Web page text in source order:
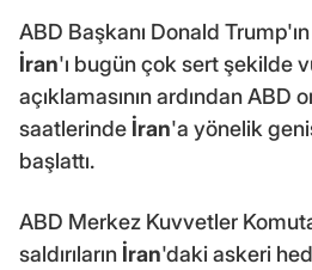
ABD Başkanı Donald
İran'ı bugün çok sert şekilde
açıklamasının ardından ABD
saatlerinde İran'a yönelik
başlattı.
ABD Merkez Kuvvetler
saldırıların İran'daki askeri